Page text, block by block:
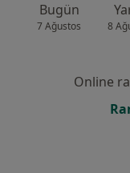
Bugün
7 Ağustos 8
Online